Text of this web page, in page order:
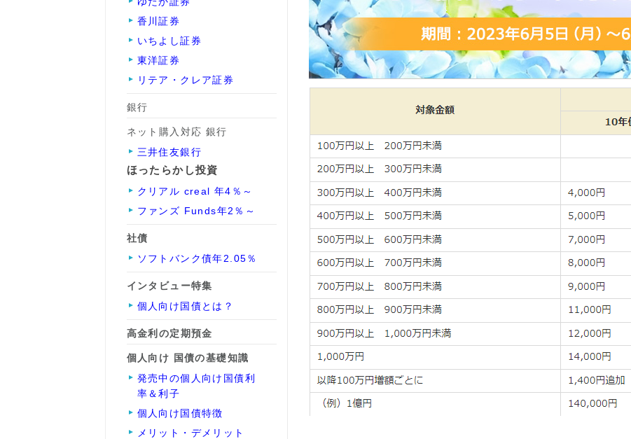
香川証券
いちよし証券
東洋証券
リテア・クレア証券
銀行
ネット購入対応 銀行
三井住友銀行
ほったらかし投資
クリアル creal 年4％～
ファンズ Funds年2％～
社債
ソフトバンク債年2.05％
インタビュー特集
個人向け国債とは？
高金利の定期預金
個人向け 国債の基礎知識
発売中の個人向け国債利
率＆利子
個人向け国債特徴
メリット・デメリット